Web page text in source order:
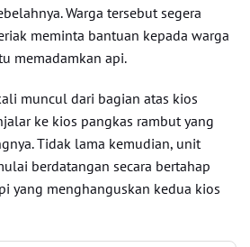
Warga tersebut segera
meminta bantuan kepada warga
memadamkan api.
muncul dari bagian atas kios
ke kios pangkas rambut yang
Tidak lama kemudian, unit
berdatangan secara bertahap
yang menghanguskan kedua kios